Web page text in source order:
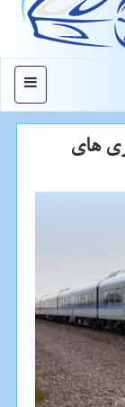
منو
های